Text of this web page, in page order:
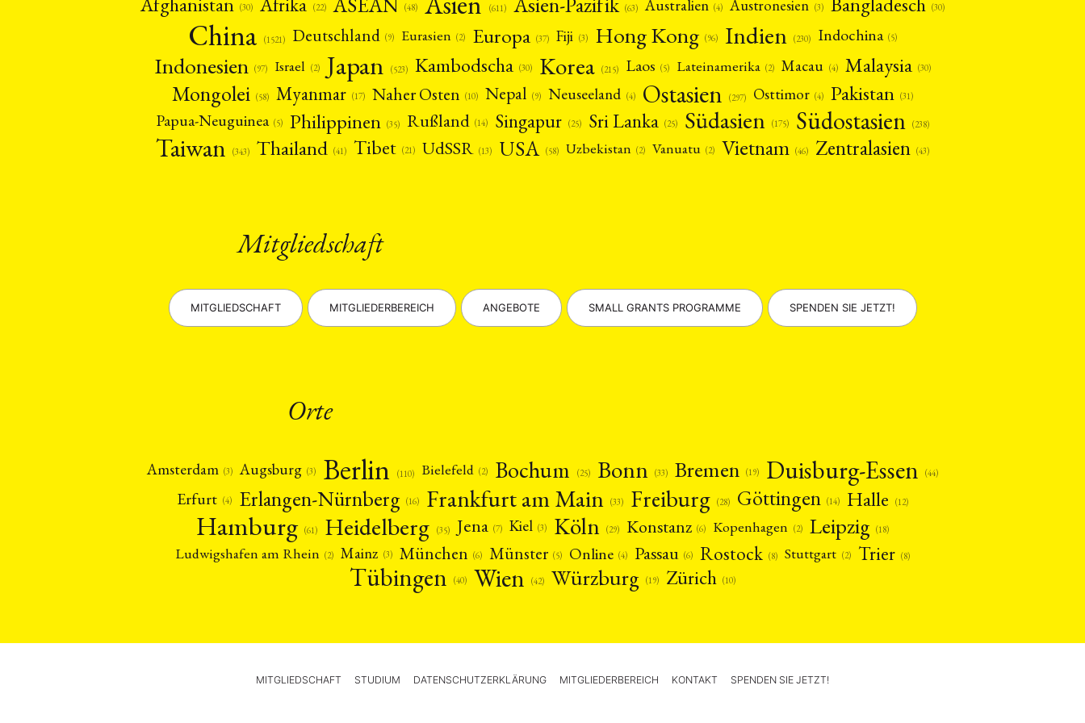
(30) (22) (48) (611) (63) Australien (4) Austronesien (3) (30)
China (1521) Deutschland (9) Eurasien (2) Europa (37) Fiji (3) Hong Kong (96) Indien (230) Indochina (5)
Indonesien (97) Israel (2) Japan (523) Kambodscha (30) Korea (215) Laos (5) Lateinamerika (2) Macau (4) Malaysia (30)
Mongolei (58) Myanmar (17) Naher Osten (10) Nepal (9) Neuseeland (4) Ostasien (297) Osttimor (4) Pakistan (31)
Papua-Neuguinea (5) Philippinen (35) Rußland (14) Singapur (25) Sri Lanka (25) Südasien (175) Südostasien (238)
Taiwan (343) Thailand (41) Tibet (21) UdSSR (13) USA (58) Uzbekistan (2) Vanuatu (2) Vietnam (46) Zentralasien (43)
Mitgliedschaft
MITGLIEDSCHAFT MITGLIEDERBEREICH ANGEBOTE SMALL GRANTS PROGRAMME SPENDEN SIE JETZT!
Orte
Amsterdam (3) Augsburg (3) Berlin (110) Bielefeld (2) Bochum (25) Bonn (33) Bremen (19) Duisburg-Essen (44)
Erfurt (4) Erlangen-Nürnberg (16) Frankfurt am Main (33) Freiburg (28) Göttingen (14) Halle (12)
Hamburg (61) Heidelberg (35) Jena (7) Kiel (3) Köln (29) Konstanz (6) Kopenhagen (2) Leipzig (18)
Ludwigshafen am Rhein (2) Mainz (3) München (6) Münster (5) Online (4) Passau (6) Rostock (8) Stuttgart (2) Trier (8)
Tübingen (40) Wien (42) Würzburg (19) Zürich (10)
MITGLIEDSCHAFT STUDIUM DATENSCHUTZERKLÄRUNG MITGLIEDERBEREICH KONTAKT SPENDEN SIE JETZT!